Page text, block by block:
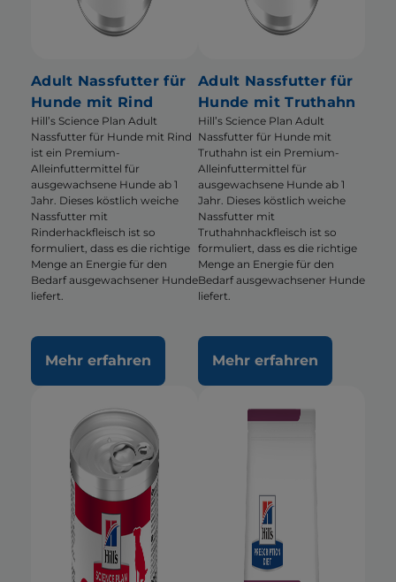
Adult Nassfutter für
Hunde mit Rind
Hill’s Science Plan Adult
Nassfutter für Hunde mit Rind
ist ein Premium-
Alleinfuttermittel für
ausgewachsene Hunde ab 1
Jahr. Dieses köstlich weiche
Nassfutter mit
Rinderhackfleisch ist so
formuliert, dass es die richtige
Menge an Energie für den
Bedarf ausgewachsener Hunde
liefert.
Mehr erfahren
Adult Nassfutter für
Hunde mit Truthahn
Hill’s Science Plan Adult
Nassfutter für Hunde mit
Truthahn ist ein Premium-
Alleinfuttermittel für
ausgewachsene Hunde ab 1
Jahr. Dieses köstlich weiche
Nassfutter mit
Truthahnhackfleisch ist so
formuliert, dass es die richtige
Menge an Energie für den
Bedarf ausgewachsener Hunde
liefert.
Mehr erfahren